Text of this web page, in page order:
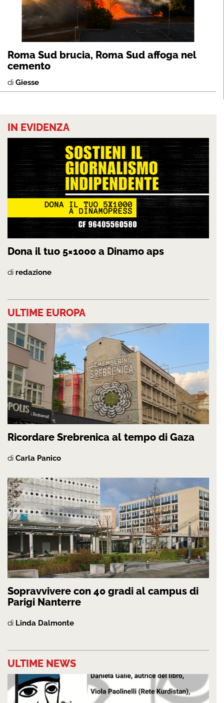
Roma Sud brucia, Roma Sud affoga nel
cemento
di Giesse
IN EVIDENZA
Dona il tuo 5×1000 a Dinamo aps
di redazione
ULTIME EUROPA
Ricordare Srebrenica al tempo di Gaza
di Carla Panico
Sopravvivere con 40 gradi al campus di
Parigi Nanterre
di Linda Dalmonte
ULTIME NEWS